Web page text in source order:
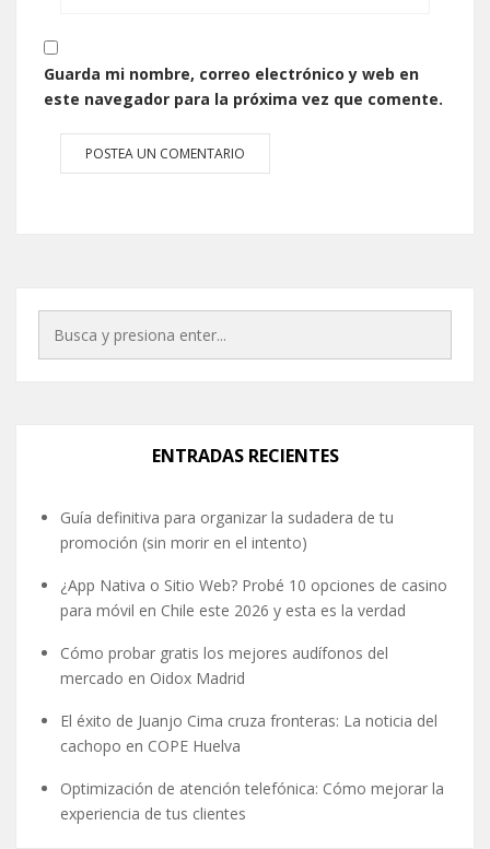
Guarda mi nombre, correo electrónico y web en
este navegador para la próxima vez que comente.
ENTRADAS RECIENTES
Guía definitiva para organizar la sudadera de tu
promoción (sin morir en el intento)
¿App Nativa o Sitio Web? Probé 10 opciones de casino
para móvil en Chile este 2026 y esta es la verdad
Cómo probar gratis los mejores audífonos del
mercado en Oidox Madrid
El éxito de Juanjo Cima cruza fronteras: La noticia del
cachopo en COPE Huelva
Optimización de atención telefónica: Cómo mejorar la
experiencia de tus clientes